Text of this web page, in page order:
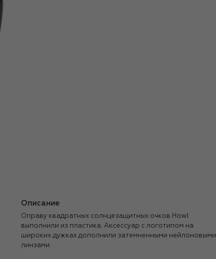
Описание
Оправу квадратных солнцезащитных очков Howl
выполнили из пластика. Аксессуар с логотипом на
широких дужках дополнили затемненными нейлоновыми
линзами.